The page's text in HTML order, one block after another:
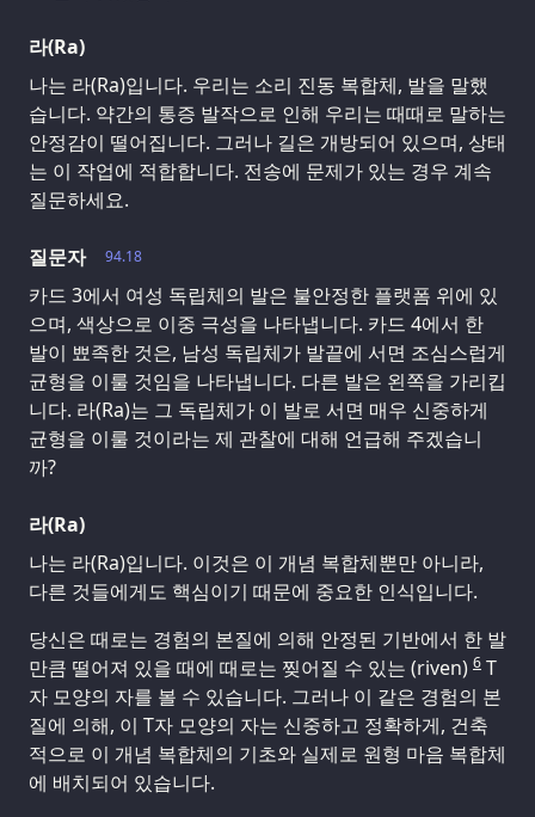
라(Ra)
나는 라(Ra)입니다. 우리는 소리 진동 복합체, 발을 말했
습니다. 약간의 통증 발작으로 인해 우리는 때때로 말하는
안정감이 떨어집니다. 그러나 길은 개방되어 있으며, 상태
는 이 작업에 적합합니다. 전송에 문제가 있는 경우 계속
질문하세요.
94.18
질문자
카드 3에서 여성 독립체의 발은 불안정한 플랫폼 위에 있
으며, 색상으로 이중 극성을 나타냅니다. 카드 4에서 한
발이 뾰족한 것은, 남성 독립체가 발끝에 서면 조심스럽게
균형을 이룰 것임을 나타냅니다. 다른 발은 왼쪽을 가리킵
니다. 라(Ra)는 그 독립체가 이 발로 서면 매우 신중하게
균형을 이룰 것이라는 제 관찰에 대해 언급해 주겠습니
까?
라(Ra)
나는 라(Ra)입니다. 이것은 이 개념 복합체뿐만 아니라,
다른 것들에게도 핵심이기 때문에 중요한 인식입니다.
당신은 때로는 경험의 본질에 의해 안정된 기반에서 한 발
만큼 떨어져 있을 때에 때로는 찢어질 수 있는 (riven) 6 T
자 모양의 자를 볼 수 있습니다. 그러나 이 같은 경험의 본
질에 의해, 이 T자 모양의 자는 신중하고 정확하게, 건축
적으로 이 개념 복합체의 기초와 실제로 원형 마음 복합체
에 배치되어 있습니다.